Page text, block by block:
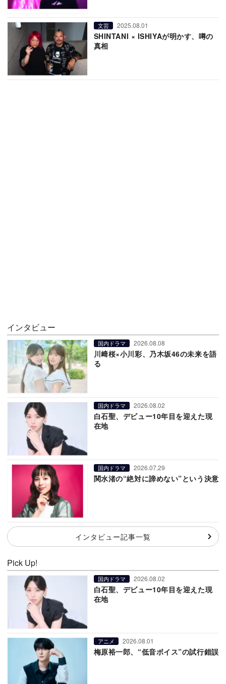
文芸 2025.08.01
SHINTANI × ISHIYAが明かす、噂の
真相
インタビュー
国内ドラマ 2026.08.08
川﨑桜×小川彩、乃木坂46の未来を語
る
国内ドラマ 2026.08.02
白石聖、デビュー10年目を迎えた現
在地
国内ドラマ 2026.07.29
関水渚の“絶対に諦めない”という決意
インタビュー記事一覧
Pick Up!
国内ドラマ 2026.08.02
白石聖、デビュー10年目を迎えた現
在地
アニメ 2026.08.01
梅原裕一郎、“低音ボイス”の試行錯誤